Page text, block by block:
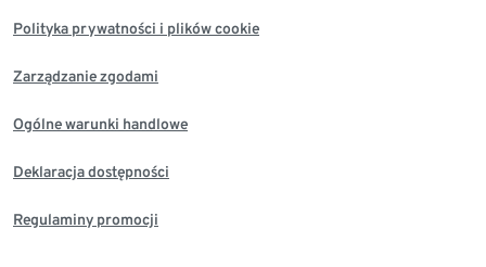
Polityka prywatności i plików cookie
Zarządzanie zgodami
Ogólne warunki handlowe
Deklaracja dostępności
Regulaminy promocji